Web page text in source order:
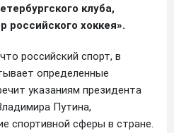
клуба,
российского хоккея».
российский спорт, в
определенные
указаниям президента
Путина,
спортивной сферы в стране.